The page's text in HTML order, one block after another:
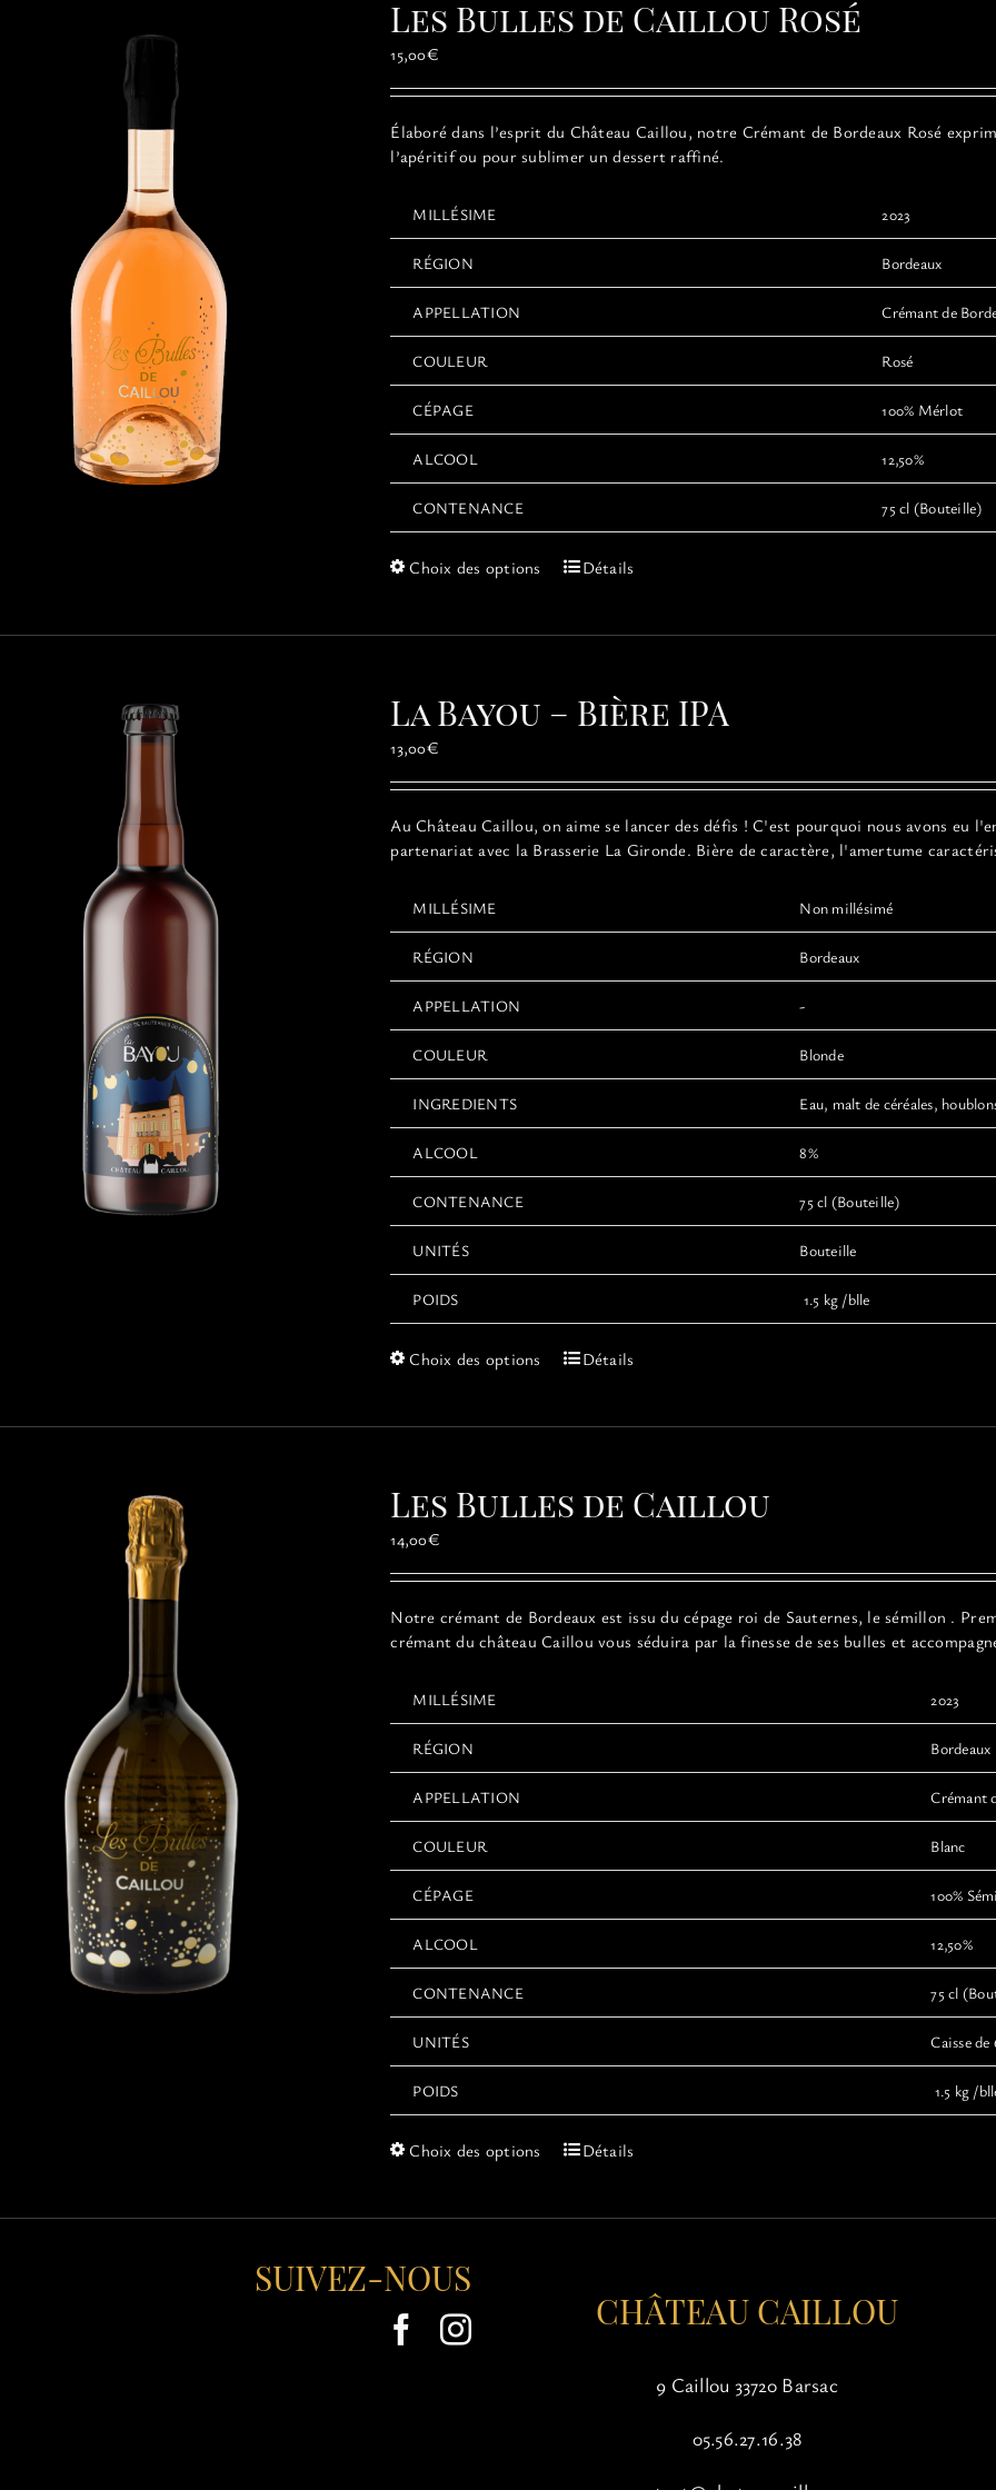
Les Bulles de Caillou Rosé
15,00€
Élaboré dans l’esprit du Château Caillou, notre Crémant de Bordeaux Rosé
l’apéritif ou pour sublimer un dessert raffiné.
MILLÉSIME 2023
RÉGION Bordeaux
APPELLATION Crémant de
COULEUR Rosé
CÉPAGE 100% Mérlot
ALCOOL 12,50%
CONTENANCE 75 cl (Bouteille)
Choix des options
Ce
plusieurs
options
choisies
la
page
Détails
La Bayou – Bière IPA
13,00€
Au Château Caillou, on aime se lancer des défis ! C'est pourquoi nous avons eu
partenariat avec la Brasserie La Gironde. Bière de caractère, l'amertume
MILLÉSIME Non millésimé
RÉGION Bordeaux
APPELLATION -
COULEUR Blonde
INGREDIENTS Eau, malt de céréales,
ALCOOL 8%
CONTENANCE 75 cl (Bouteille)
UNITÉS Bouteille
POIDS 1.5 kg /blle
Choix des options
Ce
plusieurs
options
choisies
la
page
Détails
Les Bulles de Caillou
14,00€
Notre crémant de Bordeaux est issu du cépage roi de Sauternes, le sémillon .
crémant du château Caillou vous séduira par la finesse de ses bulles et
MILLÉSIME 2023
RÉGION Bordeaux
APPELLATION Crémant
COULEUR Blanc
CÉPAGE 100%
ALCOOL 12,50%
CONTENANCE 75 cl
UNITÉS Caisse
POIDS 1.5 kg /
Choix des options
Ce
plusieurs
options
peuvent
Détails
SUIVEZ-NOUS
CHÂTEAU CAILLOU
9 Caillou 33720 Barsac
05.56.27.16.38